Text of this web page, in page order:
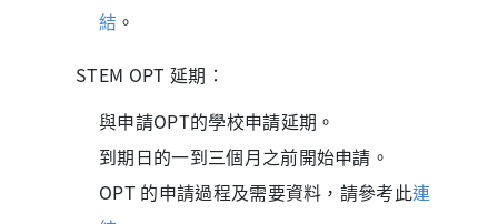
結 。
STEM OPT 延期：
與申請OPT的學校申請延期。
到期日的一到三個月之前開始申請。
OPT 的申請過程及需要資料，請參考此連